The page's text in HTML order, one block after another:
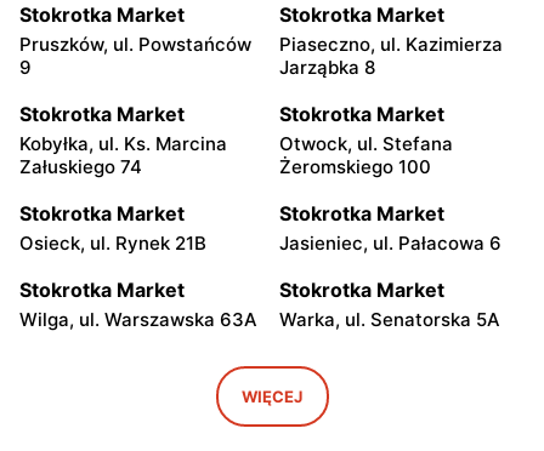
Stokrotka Market
Pruszków, ul. Powstańców
9
Stokrotka Market
Piaseczno, ul. Kazimierza
Jarząbka 8
Stokrotka Market
Kobyłka, ul. Ks. Marcina
Załuskiego 74
Stokrotka Market
Otwock, ul. Stefana
Żeromskiego 100
Stokrotka Market
Osieck, ul. Rynek 21B
Stokrotka Market
Jasieniec, ul. Pałacowa 6
Stokrotka Market
Wilga, ul. Warszawska 63A
Stokrotka Market
Warka, ul. Senatorska 5A
Błędów, ul. Sadurkowska 12
Stokrotka Market
Grabów nad Pilicą, ul.
Przemysłowa 3
WIĘCEJ